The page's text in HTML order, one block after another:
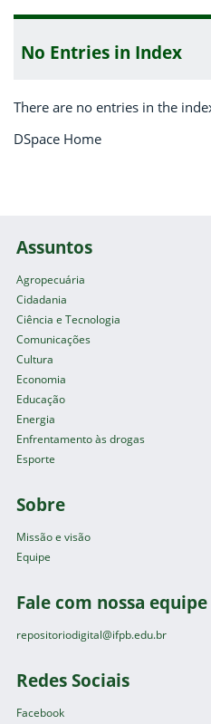
No Entries in Index
There are no entries in the
DSpace Home
Assuntos
Agropecuária
Cidadania
Ciência e Tecnologia
Comunicações
Cultura
Economia
Educação
Energia
Enfrentamento às drogas
Esporte
Sobre
Missão e visão
Equipe
Fale com nossa equipe
repositoriodigital@ifpb.edu.br
Redes Sociais
Facebook